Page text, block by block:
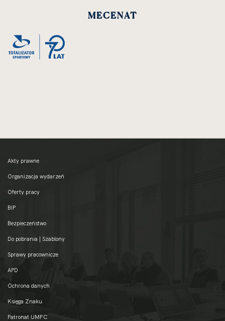
MECENAT
Akty prawne
Organizacja wydarzeń
Oferty pracy
BIP
Bezpieczeństwo
Do pobrania | Szablony
Sprawy pracownicze
APD
Ochrona danych
Księga Znaku
Patronat UMFC